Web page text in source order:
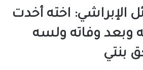
الإبراشي: اخته أخدت
وبعد وفاته ولسه
بنتي